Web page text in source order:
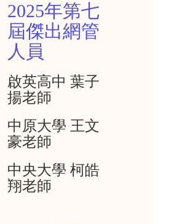
2025年第七
屆傑出網管
人員
啟英高中 葉子
揚老師
中原大學 王文
豪老師
中央大學 柯皓
翔老師